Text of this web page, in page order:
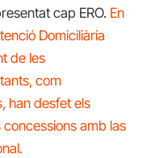
cap ERO. En
Domiciliària
de les
com
han desfet els
amb las